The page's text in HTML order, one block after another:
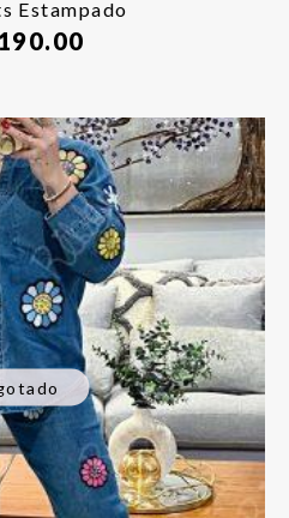
Estampado